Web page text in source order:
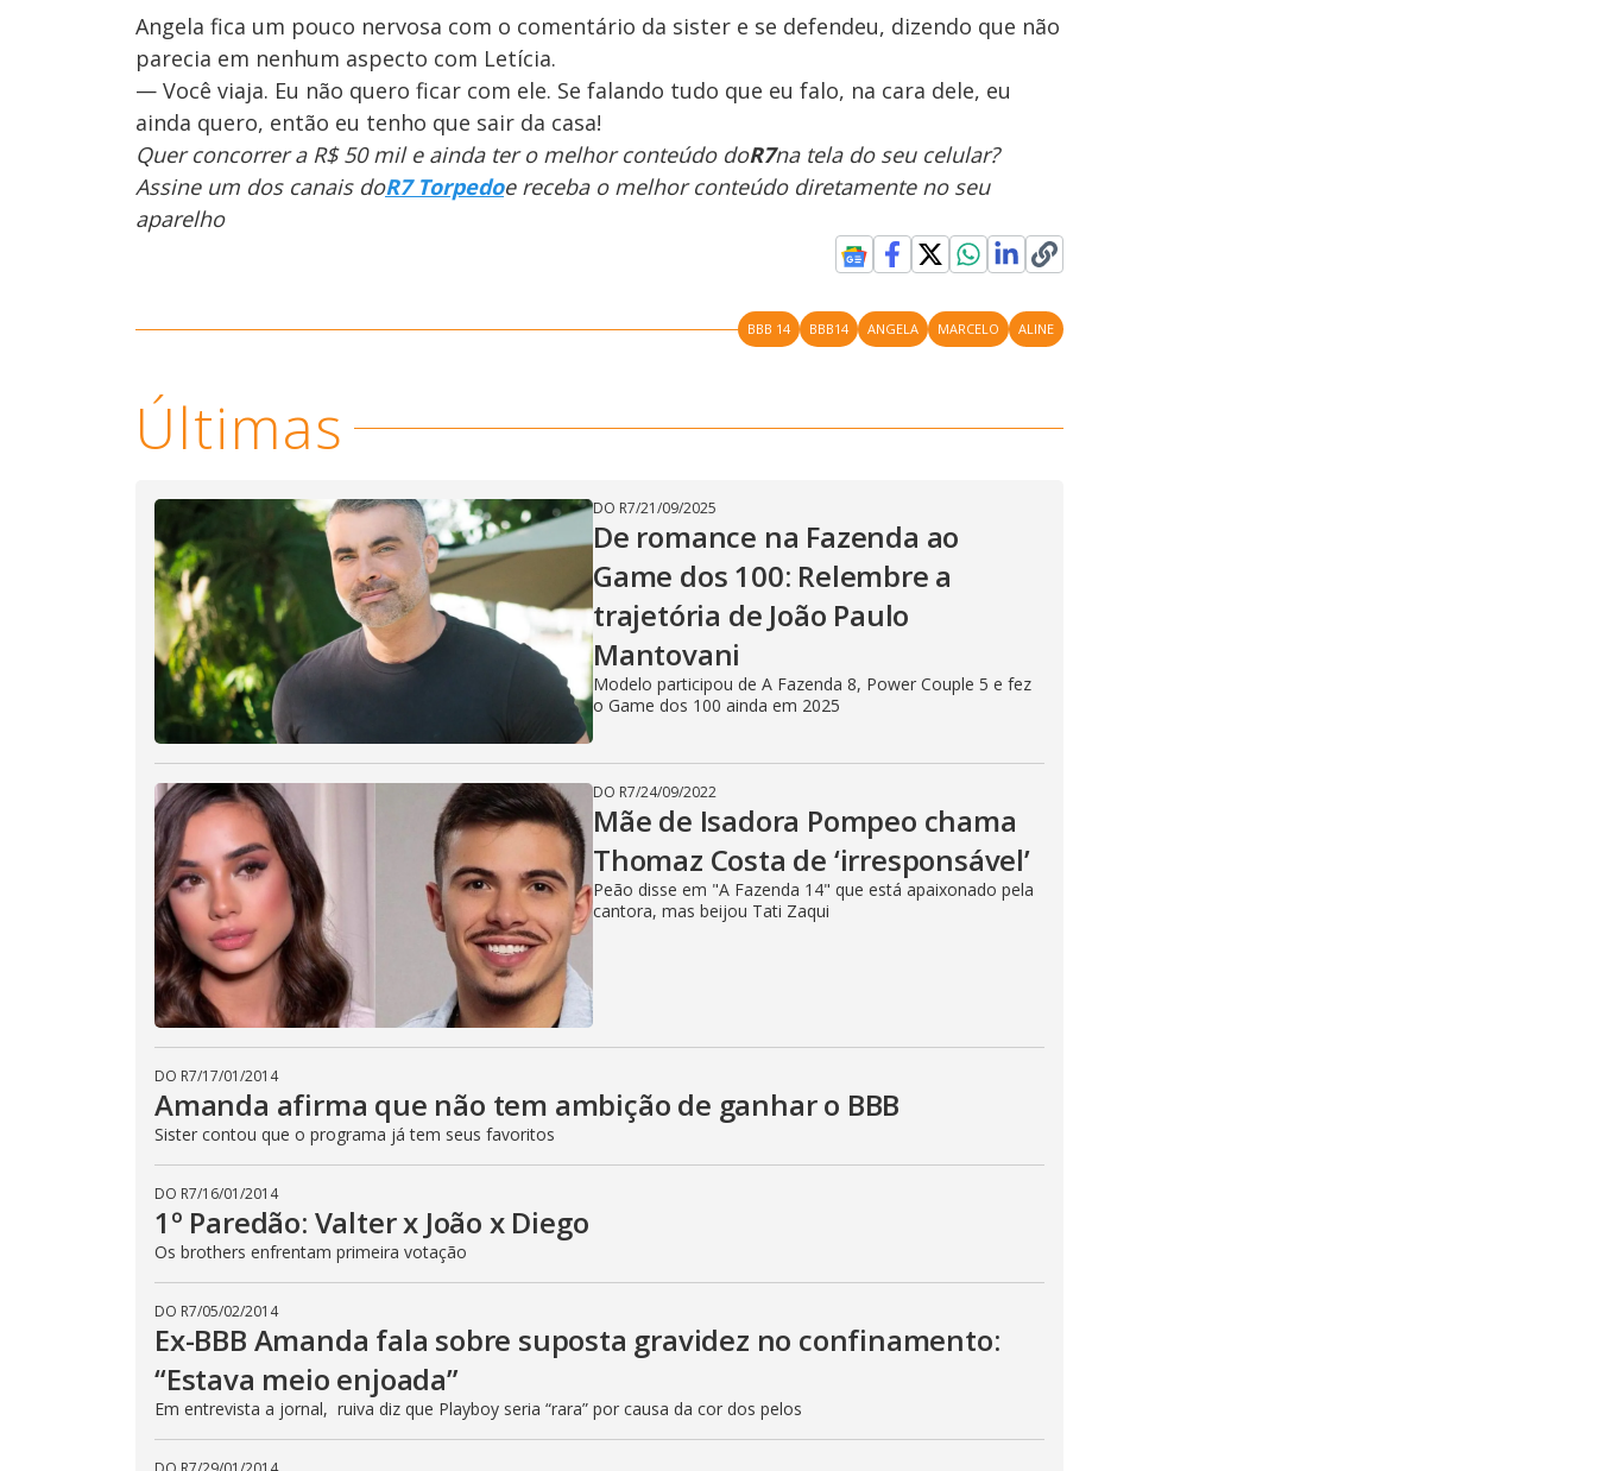
Angela fica um pouco nervosa com o comentário da sister e se defendeu, dizendo que não
parecia em nenhum aspecto com Letícia.
— Você viaja. Eu não quero ficar com ele. Se falando tudo que eu falo, na cara dele, eu
ainda quero, então eu tenho que sair da casa!
Quer concorrer a R$ 50 mil e ainda ter o melhor conteúdo doR7na tela do seu celular?
Assine um dos canais doR7 Torpedoe receba o melhor conteúdo diretamente no seu
aparelho
BBB 14 BBB14 ANGELA MARCELO ALINE
Últimas
DO R7/21/09/2025
De romance na Fazenda ao
Game dos 100: Relembre a
trajetória de João Paulo
Mantovani
Modelo participou de A Fazenda 8, Power Couple 5 e fez
o Game dos 100 ainda em 2025
DO R7/24/09/2022
Mãe de Isadora Pompeo chama
Thomaz Costa de ‘irresponsável’
Peão disse em "A Fazenda 14" que está apaixonado pela
cantora, mas beijou Tati Zaqui
DO R7/17/01/2014
Amanda afirma que não tem ambição de ganhar o BBB
Sister contou que o programa já tem seus favoritos
DO R7/16/01/2014
1º Paredão: Valter x João x Diego
Os brothers enfrentam primeira votação
DO R7/05/02/2014
Ex-BBB Amanda fala sobre suposta gravidez no confinamento:
“Estava meio enjoada”
Em entrevista a jornal, ruiva diz que Playboy seria “rara” por causa da cor dos pelos